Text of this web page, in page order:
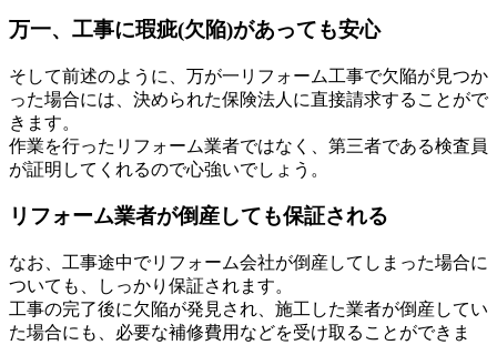
万一、工事に瑕疵(欠陥)があっても安心
そして前述のように、万が一リフォーム工事で欠陥が見つか
った場合には、決められた保険法人に直接請求することがで
きます。
作業を行ったリフォーム業者ではなく、第三者である検査員
が証明してくれるので心強いでしょう。
リフォーム業者が倒産しても保証される
なお、工事途中でリフォーム会社が倒産してしまった場合に
ついても、しっかり保証されます。
工事の完了後に欠陥が発見され、施工した業者が倒産してい
た場合にも、必要な補修費用などを受け取ることができま